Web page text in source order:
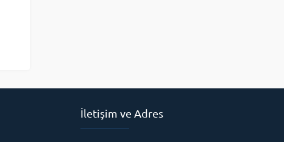
İletişim ve Adres